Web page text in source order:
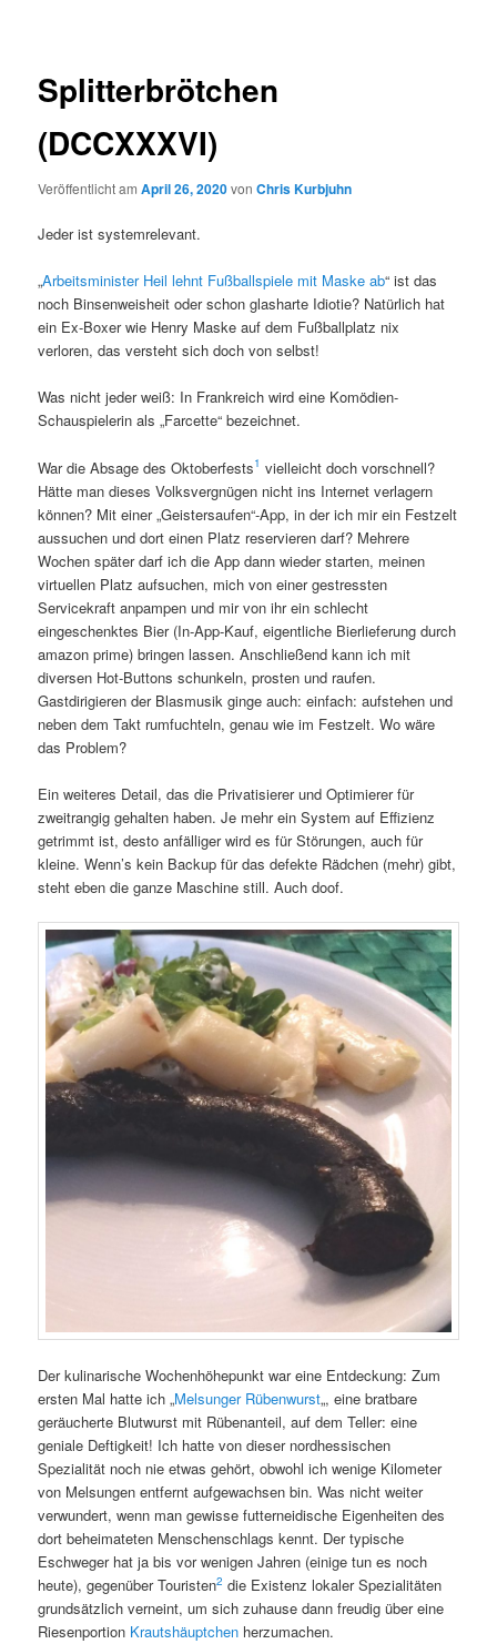
Splitterbrötchen
(DCCXXXVI)
Veröffentlicht amApril 26, 2020vonChris Kurbjuhn
Jeder ist systemrelevant.
„Arbeitsminister Heil lehnt Fußballspiele mit Maske ab“ ist das
noch Binsenweisheit oder schon glasharte Idiotie? Natürlich hat
ein Ex-Boxer wie Henry Maske auf dem Fußballplatz nix
verloren, das versteht sich doch von selbst!
Was nicht jeder weiß: In Frankreich wird eine Komödien-
Schauspielerin als „Farcette“ bezeichnet.
War die Absage des Oktoberfests1 vielleicht doch vorschnell?
Hätte man dieses Volksvergnügen nicht ins Internet verlagern
können? Mit einer „Geistersaufen“-App, in der ich mir ein Festzelt
aussuchen und dort einen Platz reservieren darf? Mehrere
Wochen später darf ich die App dann wieder starten, meinen
virtuellen Platz aufsuchen, mich von einer gestressten
Servicekraft anpampen und mir von ihr ein schlecht
eingeschenktes Bier (In-App-Kauf, eigentliche Bierlieferung durch
amazon prime) bringen lassen. Anschließend kann ich mit
diversen Hot-Buttons schunkeln, prosten und raufen.
Gastdirigieren der Blasmusik ginge auch: einfach: aufstehen und
neben dem Takt rumfuchteln, genau wie im Festzelt. Wo wäre
das Problem?
Ein weiteres Detail, das die Privatisierer und Optimierer für
zweitrangig gehalten haben. Je mehr ein System auf Effizienz
getrimmt ist, desto anfälliger wird es für Störungen, auch für
kleine. Wenn’s kein Backup für das defekte Rädchen (mehr) gibt,
steht eben die ganze Maschine still. Auch doof.
Der kulinarische Wochenhöhepunkt war eine Entdeckung: Zum
ersten Mal hatte ich „Melsunger Rübenwurst„, eine bratbare
geräucherte Blutwurst mit Rübenanteil, auf dem Teller: eine
geniale Deftigkeit! Ich hatte von dieser nordhessischen
Spezialität noch nie etwas gehört, obwohl ich wenige Kilometer
von Melsungen entfernt aufgewachsen bin. Was nicht weiter
verwundert, wenn man gewisse futterneidische Eigenheiten des
dort beheimateten Menschenschlags kennt. Der typische
Eschweger hat ja bis vor wenigen Jahren (einige tun es noch
heute), gegenüber Touristen2 die Existenz lokaler Spezialitäten
grundsätzlich verneint, um sich zuhause dann freudig über eine
Riesenportion Krautshäuptchen herzumachen.